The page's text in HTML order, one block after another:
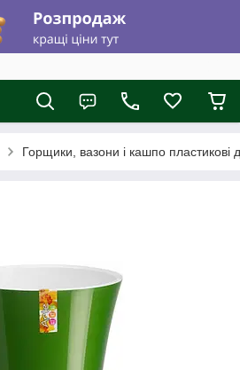
Горщики, вазони і кашпо пластикові